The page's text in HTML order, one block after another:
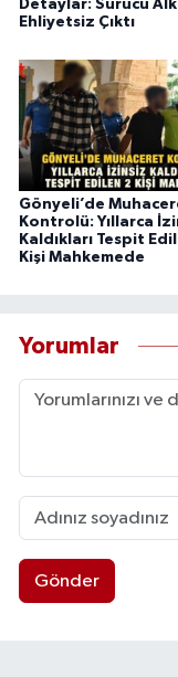
Detaylar: Sürücü
Ehliyetsiz Çıktı
Gönyeli’de
Kontrolü: Yıllarca
Kaldıkları Tespit
Kişi Mahkemede
Yorumlar
Gönder